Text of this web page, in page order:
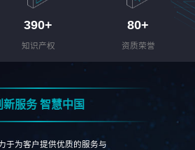
390+
知识产权
80+
资质荣誉
新服务 智慧中国
为客户提供优质的服务与